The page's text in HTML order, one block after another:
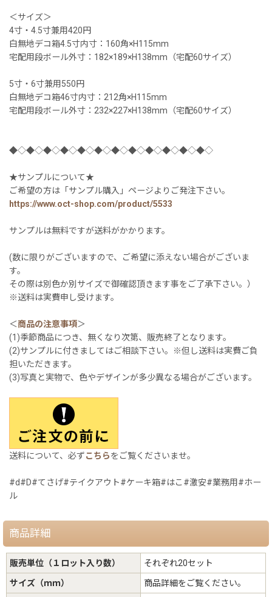
＜サイズ＞
4寸・4.5寸兼用420円
白無地デコ箱4.5寸内寸：160角×H115mm
宅配用段ボール外寸：182×189×H138mm（宅配60サイズ）
5寸・6寸兼用550円
白無地デコ箱46寸内寸：212角×H115mm
宅配用段ボール外寸：232×227×H138mm（宅配60サイズ）
◆◇◆◇◆◇◆◇◆◇◆◇◆◇◆◇◆◇◆◇◆◇◆◇
★サンプルについて★
ご希望の方は「サンプル購入」ページよりご発注下さい。
https://www.oct-shop.com/product/5533
サンプルは無料ですが送料がかかります。
(数に限りがございますので、ご希望に添えない場合がございま
す。
その際は別色か別サイズで御確認頂きます事をご了承下さい。）
※送料は実費申し受けます。
＜商品の注意事項＞
(1)季節商品につき、無くなり次第、販売終了となります。
(2)サンプルに付きましてはご相談下さい。※但し送料は実費ご負
担いただきます。
(3)写真と実物で、色やデザインが多少異なる場合がございます。
送料について、必ずこちらをご覧くださいませ。
#d#D#てさげ#テイクアウト#ケーキ箱#はこ#激安#業務用#ホー
ル
商品詳細
販売単位（１ロット入り数） それぞれ20セット
サイズ（ｍｍ） 商品詳細をご覧ください。